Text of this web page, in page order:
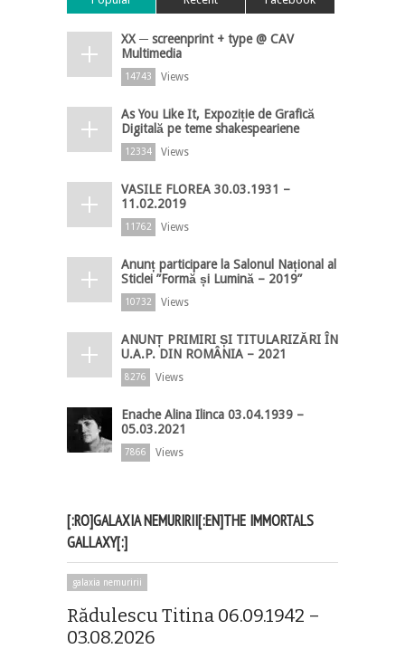
XX ─ screenprint + type @ CAV
Multimedia
14743 Views
As You Like It, Expoziție de Grafică
Digitală pe teme shakespeariene
12334 Views
VASILE FLOREA 30.03.1931 –
11.02.2019
11762 Views
Anunț participare la Salonul Național al
Sticlei ”Formă și Lumină – 2019”
10732 Views
ANUNȚ PRIMIRI ȘI TITULARIZĂRI ÎN
U.A.P. DIN ROMÂNIA – 2021
8276 Views
Enache Alina Ilinca 03.04.1939 –
05.03.2021
7866 Views
[:RO]GALAXIA NEMURIRII[:EN]THE IMMORTALS
GALLAXY[:]
galaxia nemuririi
Rădulescu Titina 06.09.1942 –
03.08.2026